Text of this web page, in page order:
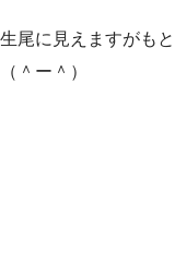
尾に見えますがもと
＾ー＾）